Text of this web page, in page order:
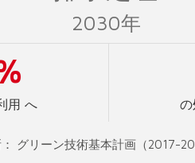
2030年
用 へ の
グリーン技術基本計画（2017-